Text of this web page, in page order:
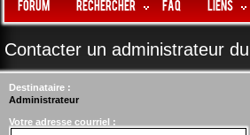
Forum Rechercher FAQ LIENS
Contacter un administrateur
Destinataire :
Administrateur
Votre adresse courriel :